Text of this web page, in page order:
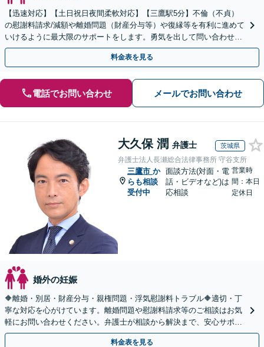
【迅速対応】【土日祝日夜間柔軟対応】【三鷹駅5分】不倫（不貞）
の慰謝料請求/減額や離婚問題（財産分与等）や復縁等を有利に進めて
いけるように最大限のサポートをします。勇気を出して問い合わせて
みてください。【LINE相談可】→@566ziisj
料金表を見る
電話でお問い合わせ メールでお問い合わせ
大久保 潤 弁護士 茨城県
弁護士法人長瀬総合法律事務所 守谷支所
三鷹市 か
らも相談
受付中
面談方法(対面・電
話・ビデオなど)は
応相談
営業時
間：本日
定休日
婚外の妊娠
🔶離婚・別居・財産分与・親権問題・浮気慰謝料トラブル🔶適切・丁
寧な対応を心がけています。離婚問題や慰謝料請求等のご相談はお気
軽にお問い合わせください。弁護士が相談から解決まで、安心サポー
トいたします。◤完全予約制・初回法律相談無料◢
料金表を見る